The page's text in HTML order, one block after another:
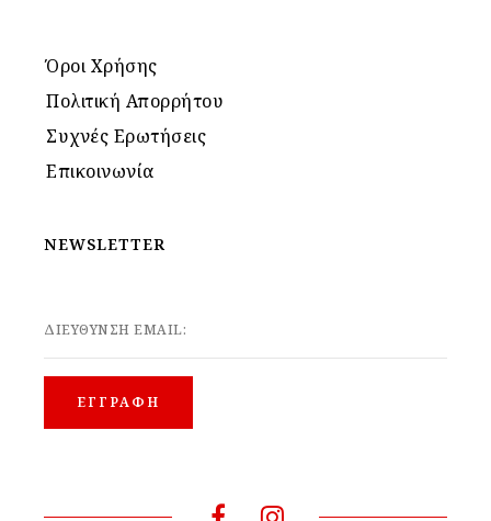
Όροι Χρήσης
Πολιτική Απορρήτου
Συχνές Ερωτήσεις
Επικοινωνία
NEWSLETTER
ΔΙΕΥΘΥΝΣΗ EMAIL: